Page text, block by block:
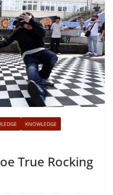
KNOWLEDGE
True Rocking